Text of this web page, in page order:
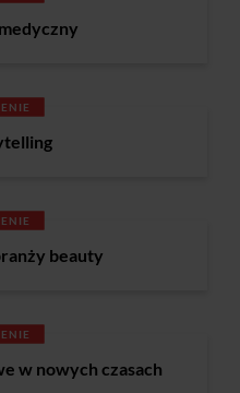
beauty
w nowych czasach